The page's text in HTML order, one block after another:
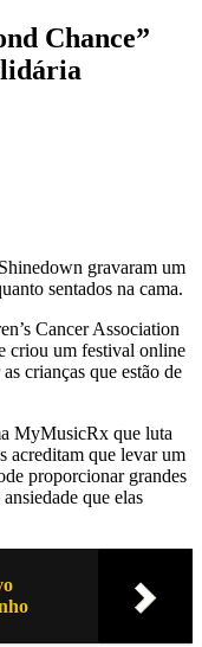
Chance”
gravaram um
sentados na cama.
Cancer Association
criou um festival online
crianças que estão de
MyMusicRx que luta
acreditam que levar um
proporcionar grandes
que elas